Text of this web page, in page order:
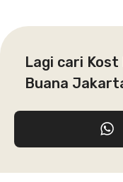
Lagi cari
Buana